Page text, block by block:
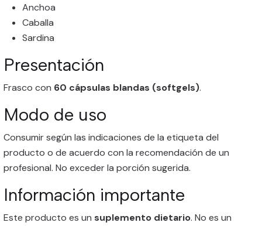
Anchoa
Caballa
Sardina
Presentación
Frasco con 60 cápsulas blandas (softgels).
Modo de uso
Consumir según las indicaciones de la etiqueta del
producto o de acuerdo con la recomendación de un
profesional. No exceder la porción sugerida.
Información importante
Este producto es un suplemento dietario. No es un